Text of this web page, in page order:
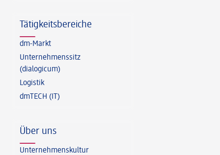
Tätigkeitsbereiche
dm-Markt
Unternehmenssitz
(dialogicum)
Logistik
dmTECH (IT)
Über uns
Unternehmenskultur